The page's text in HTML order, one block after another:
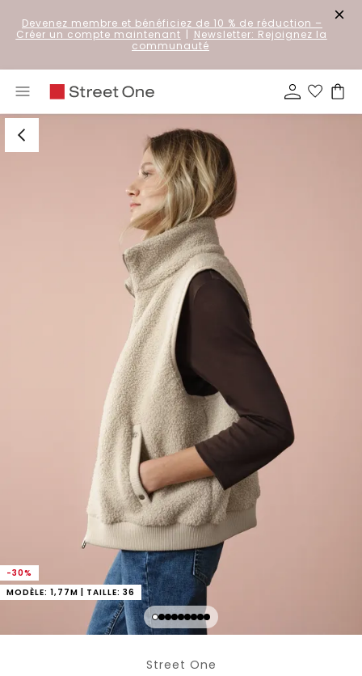
Devenez membre et bénéficiez de 10 % de réduction –
Créer un compte maintenant | Newsletter: Rejoignez la
communauté
-30%
MODÈLE: 1,77M | TAILLE: 36
Street One